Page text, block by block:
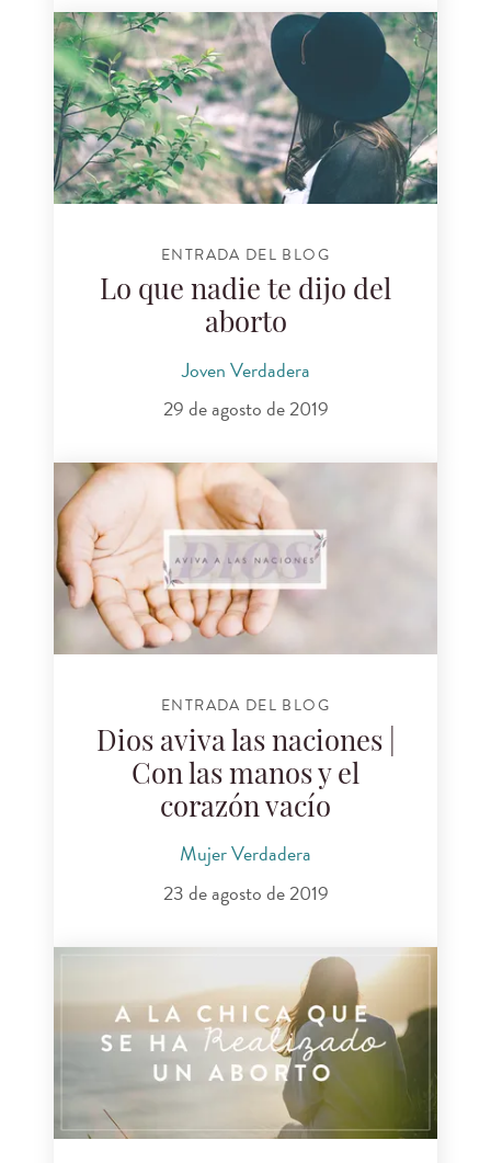
ENTRADA DEL BLOG
Lo que nadie te dijo del
aborto
Joven Verdadera
29 de agosto de 2019
ENTRADA DEL BLOG
Dios aviva las naciones |
Con las manos y el
corazón vacío
Mujer Verdadera
23 de agosto de 2019